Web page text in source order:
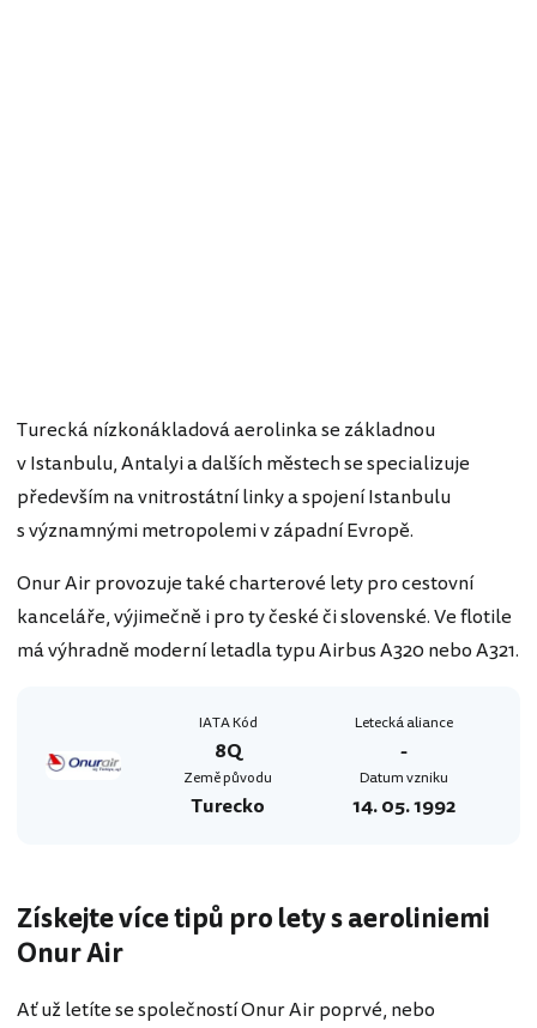
Turecká nízkonákladová aerolinka se základnou
v Istanbulu, Antalyi a dalších městech se specializuje
především na vnitrostátní linky a spojení Istanbulu
s významnými metropolemi v západní Evropě.
Onur Air provozuje také charterové lety pro cestovní
kanceláře, výjimečně i pro ty české či slovenské. Ve flotile
má výhradně moderní letadla typu Airbus A320 nebo A321.
IATA Kód
8Q
Letecká aliance
-
Země původu
Turecko
Datum vzniku
14. 05. 1992
Získejte více tipů pro lety s aeroliniemi
Onur Air
Ať už letíte se společností Onur Air poprvé, nebo